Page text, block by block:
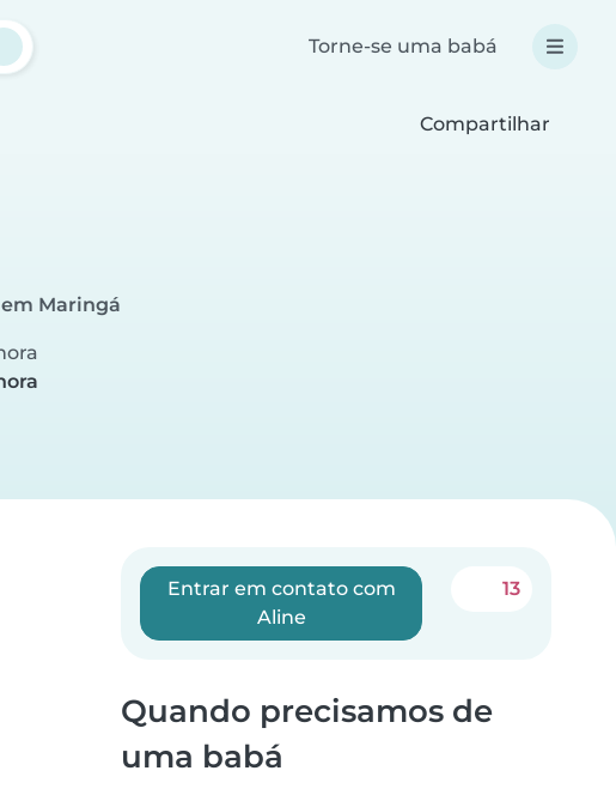
Torne-se uma babá
Compartilhar
Maringá
Entrar em contato com
Aline
13
Quando precisamos de
uma babá